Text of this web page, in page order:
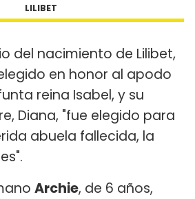
LILIBET
del nacimiento de Lilibet,
en honor al apodo
reina Isabel, y su
Diana, "fue elegido para
abuela fallecida, la
Archie, de 6 años,